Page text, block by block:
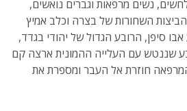
נשים מרפאות וגברים נואשים,
השחורות של בצרה וכלב אמיץ
סיפן, הרובע הגדול של יהודי בגדד,
שננטש עם העלייה ההמונית ארצה קם
חוזרת אל העבר ומספרת את